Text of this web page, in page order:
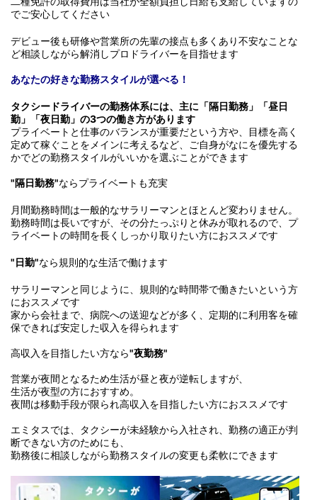
でご安心してください
デビュー後も研修や営業所の先輩の接点も多くあり不安なことな
ど相談しながら解消しプロドライバーを目指せます
あなたの好きな勤務スタイルが選べる！
タクシードライバーの勤務体系には、主に「隔日勤務」「昼日
勤」「夜日勤」の3つの働き方があります
プライベートと仕事のバランスが重要だという方や、目標を高く
定めて稼ぐことをメインに考えるなど、ご自身がなにを優先する
かでどの勤務スタイルがいいかを選ぶことができます
"隔日勤務"ならプライベートも充実
月間勤務時間は一般的なサラリーマンとほとんど変わりません。
勤務時間は長いですが、その分たっぷりと休みが取れるので、プ
ライベートの時間を長くしっかり取りたい方におススメです
"日勤"なら規則的な生活で働けます
サラリーマンと同じように、規則的な時間帯で働きたいという方
におススメです
家から会社まで、病院への送迎などが多く、定期的に利用客を確
保できれば安定した収入を得られます
高収入を目指したい方なら"夜勤務"
営業が夜間となるため生活が昼と夜が逆転しますが、
生活が夜型の方におすすめ。
夜間は移動手段が限られ高収入を目指したい方におススメです
エミタスでは、タクシーが未経験から入社され、勤務の適正が判
断できない方のためにも、
勤務後に相談しながら勤務スタイルの変更も柔軟にできます